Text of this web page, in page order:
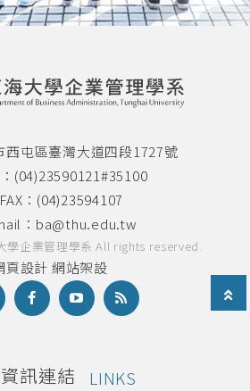
西屯區臺灣大道四段1727號
(04)23590121#35100
FAX： (04)23594107
： ba@thu.edu.tw
企業管理學系 All rights reserved.
頁設計 網站架設
訊連結 LINKS